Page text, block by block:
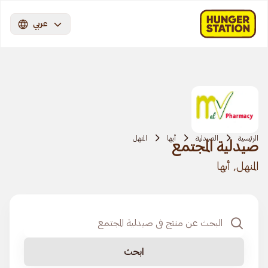
عربي
الرئيسية الصيدلية أبها المنهل
صيدلية المجتمع
المنهل, أبها
ابحث